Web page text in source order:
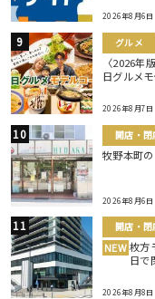
2026年8月6日
グルメ
〈2026年
日グルメ
2026年8月7日
開店・閉
牧野本町
2026年8月6日
開店・閉
NEW 枚方
日で
2026年8月8日